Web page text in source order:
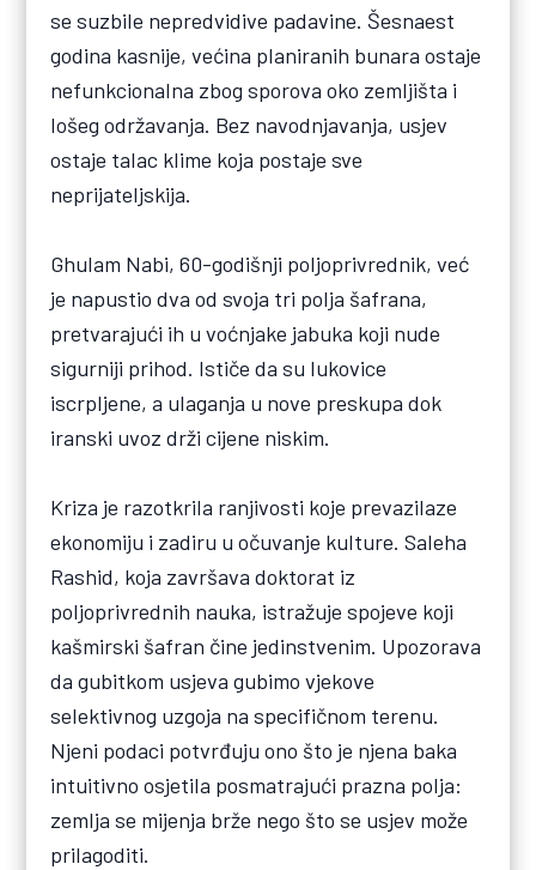
se suzbile nepredvidive padavine. Šesnaest
godina kasnije, većina planiranih bunara ostaje
nefunkcionalna zbog sporova oko zemljišta i
lošeg održavanja. Bez navodnjavanja, usjev
ostaje talac klime koja postaje sve
neprijateljskija.
Ghulam Nabi, 60-godišnji poljoprivrednik, već
je napustio dva od svoja tri polja šafrana,
pretvarajući ih u voćnjake jabuka koji nude
sigurniji prihod. Ističe da su lukovice
iscrpljene, a ulaganja u nove preskupa dok
iranski uvoz drži cijene niskim.
Kriza je razotkrila ranjivosti koje prevazilaze
ekonomiju i zadiru u očuvanje kulture. Saleha
Rashid, koja završava doktorat iz
poljoprivrednih nauka, istražuje spojeve koji
kašmirski šafran čine jedinstvenim. Upozorava
da gubitkom usjeva gubimo vjekove
selektivnog uzgoja na specifičnom terenu.
Njeni podaci potvrđuju ono što je njena baka
intuitivno osjetila posmatrajući prazna polja:
zemlja se mijenja brže nego što se usjev može
prilagoditi.